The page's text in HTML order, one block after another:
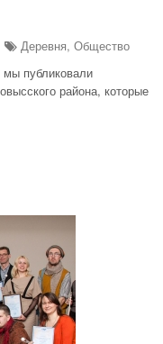
Деревня, Общество
мы публиковали
района, которые